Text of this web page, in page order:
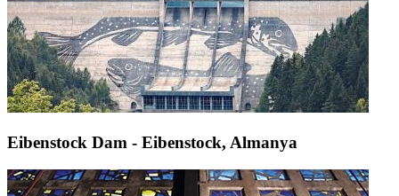
Eibenstock Dam - Eibenstock, Almanya